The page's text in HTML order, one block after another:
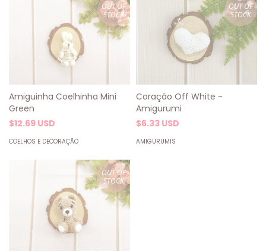
OUT OF
STOCK
Amiguinha Coelhinha Mini
Green
$12.69 USD
COELHOS E DECORAÇÃO
OUT OF
STOCK
Coração Off White -
Amigurumi
$6.33 USD
AMIGURUMIS
OUT OF
STOCK